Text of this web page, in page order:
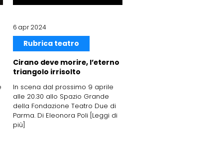
Cirano deve morire, l’eterno
triangolo irrisolto
In scena dal prossimo 9 aprile
alle 20.30 allo Spazio Grande
della Fondazione Teatro Due di
Parma. Di Eleonora Poli [Leggi di
più]
Rubrica teatro
6 apr 2024